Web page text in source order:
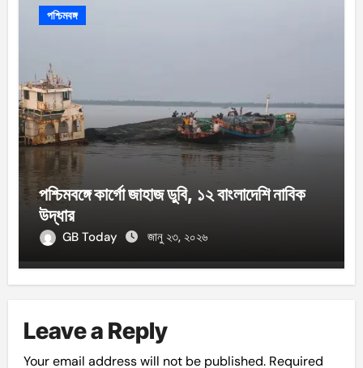
পশ্চিমবঙ্গ
পশ্চিমবঙ্গে কার্গো জাহাজ ডুবি, ১২ বাংলাদেশি নাবিক
উদ্ধার
GB Today জানু ২৩, ২০২৬
Leave a Reply
Your email address will not be published. Required